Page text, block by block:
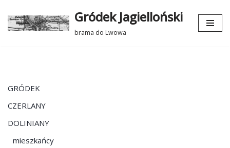
Przejdź
Gródek Jagielloński
brama do Lwowa
GRÓDEK
CZERLANY
DOLINIANY
mieszkańcy